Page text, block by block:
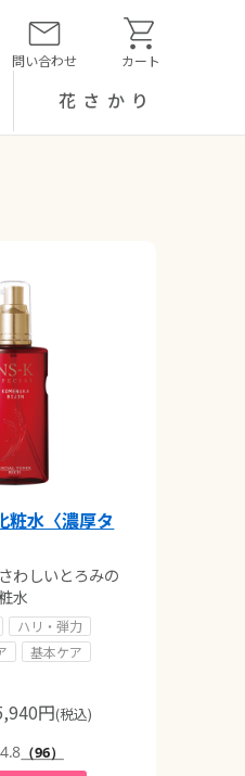
問い合わせ カート
花さかり
粧水〈濃厚タ
わしいとろみの
水
ハリ・弾力
基本ケア
円(税込)
4.8 （96）